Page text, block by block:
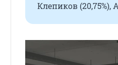
Клепиков (20,75%),